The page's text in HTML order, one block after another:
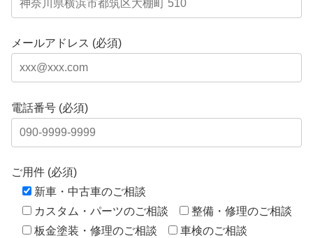
メールアドレス (必須)
電話番号 (必須)
ご用件 (必須)
新車・中古車のご相談
カスタム・パーツのご相談
整備・修理のご相談
板金塗装・修理のご相談
車検のご相談